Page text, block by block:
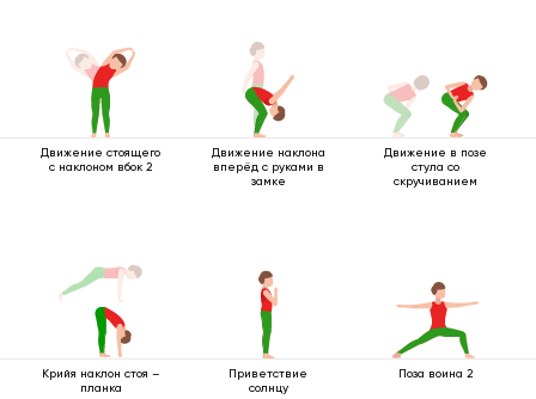
Движение стоящего
с наклоном вбок 2
Движение наклона
вперёд с руками в
замке
Движение в позе
стула со
скручиванием
Крийя наклон стоя –
планка
Приветствие
солнцу
Поза воина 2